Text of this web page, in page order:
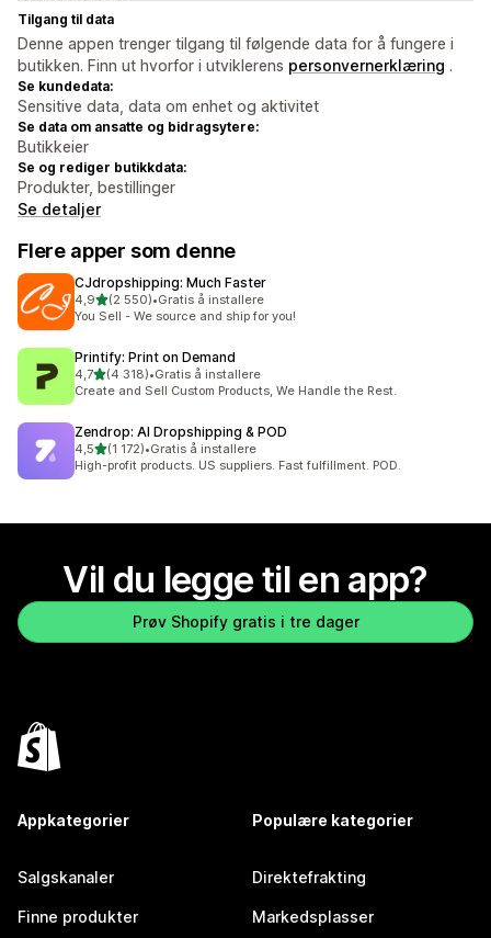
Tilgang til data
Denne appen trenger tilgang til følgende data for å fungere i
butikken. Finn ut hvorfor i utviklerens personvernerklæring .
Se kundedata:
Sensitive data, data om enhet og aktivitet
Se data om ansatte og bidragsytere:
Butikkeier
Se og rediger butikkdata:
Produkter, bestillinger
Se detaljer
Flere apper som denne
CJdropshipping: Much Faster
4,9av 5 stjerner
(2 550)
Totalt 2550 omtaler
•Gratis å installere
You Sell - We source and ship for you!
Printify: Print on Demand
4,7av 5 stjerner
(4 318)
Totalt 4318 omtaler
•Gratis å installere
Create and Sell Custom Products, We Handle the Rest.
Zendrop: AI Dropshipping & POD
4,5av 5 stjerner
(1 172)
Totalt 1172 omtaler
•Gratis å installere
High-profit products. US suppliers. Fast fulfillment. POD.
Vil du legge til en app?
Prøv Shopify gratis i tre dager
Appkategorier
Salgskanaler
Finne produkter
Populære kategorier
Direktefrakting
Markedsplasser